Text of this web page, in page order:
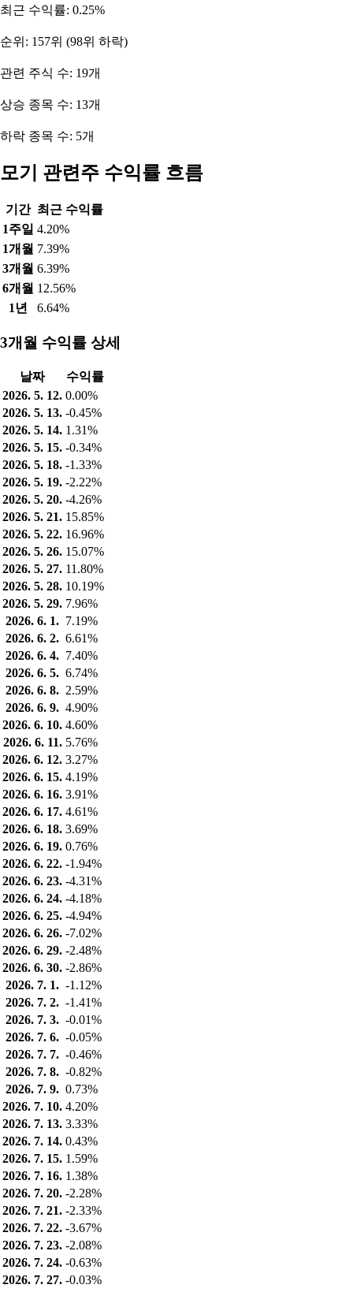
최근 수익률: 0.25%
순위: 157위 (98위 하락)
관련 주식 수: 19개
상승 종목 수: 13개
하락 종목 수: 5개
모기 관련주 수익률 흐름
기간 최근 수익률
1주일 4.20%
1개월 7.39%
3개월 6.39%
6개월 12.56%
1년
6.64%
3개월 수익률 상세
날짜
수익률
2026. 5. 12. 0.00%
2026. 5. 13. -0.45%
2026. 5. 14. 1.31%
2026. 5. 15. -0.34%
2026. 5. 18. -1.33%
2026. 5. 19. -2.22%
2026. 5. 20. -4.26%
2026. 5. 21. 15.85%
2026. 5. 22. 16.96%
2026. 5. 26. 15.07%
2026. 5. 27. 11.80%
2026. 5. 28. 10.19%
2026. 5. 29. 7.96%
2026. 6. 1. 7.19%
2026. 6. 2. 6.61%
2026. 6. 4. 7.40%
2026. 6. 5. 6.74%
2026. 6. 8. 2.59%
2026. 6. 9. 4.90%
2026. 6. 10. 4.60%
2026. 6. 11. 5.76%
2026. 6. 12. 3.27%
2026. 6. 15. 4.19%
2026. 6. 16. 3.91%
2026. 6. 17. 4.61%
2026. 6. 18. 3.69%
2026. 6. 19. 0.76%
2026. 6. 22. -1.94%
2026. 6. 23. -4.31%
2026. 6. 24. -4.18%
2026. 6. 25. -4.94%
2026. 6. 26. -7.02%
2026. 6. 29. -2.48%
2026. 6. 30. -2.86%
2026. 7. 1. -1.12%
2026. 7. 2. -1.41%
2026. 7. 3. -0.01%
2026. 7. 6. -0.05%
2026. 7. 7. -0.46%
2026. 7. 8. -0.82%
2026. 7. 9. 0.73%
2026. 7. 10. 4.20%
2026. 7. 13. 3.33%
2026. 7. 14. 0.43%
2026. 7. 15. 1.59%
2026. 7. 16. 1.38%
2026. 7. 20. -2.28%
2026. 7. 21. -2.33%
2026. 7. 22. -3.67%
2026. 7. 23. -2.08%
2026. 7. 24. -0.63%
2026. 7. 27. -0.03%